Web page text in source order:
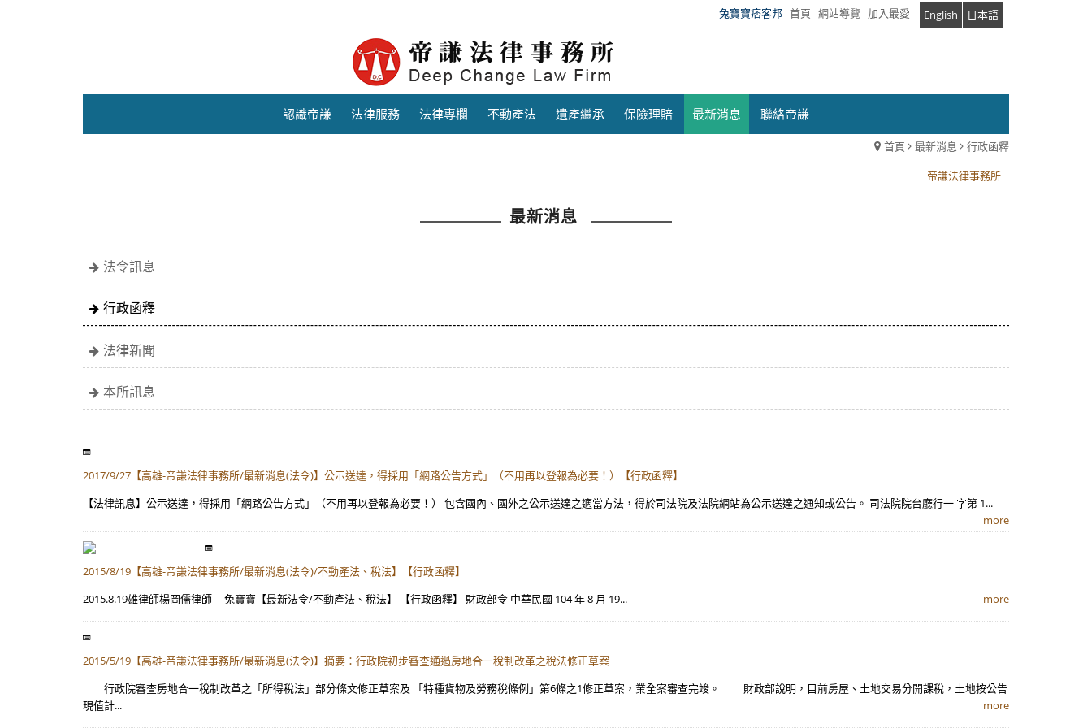
兔寶寶痞客邦 首頁 網站導覽 加入最愛 English 日本語
認識帝謙 法律服務 法律專欄 不動產法 遺產繼承 保險理賠 最新消息 聯絡帝謙
首頁 最新消息
行政函釋
最新消息
法令訊息
行政函釋
法律新聞
本所訊息
2017/9/27【高雄-帝謙法律事務所/最新消息(法令)】公示送達，得採用「網路公告方式」（不用再以登報為必要！）【行政函釋】
【法律訊息】公示送達，得採用「網路公告方式」（不用再以登報為必要！） 包含國內、國外之公示送達之適當方法，得於司法院及法院網站為公示送達之通知或公告。 司法院院台廳行一 字第 1...
more
2015/8/19【高雄-帝謙法律事務所/最新消息(法令)/不動產法、稅法】【行政函釋】
2015.8.19雄律師楊岡儒律師 兔寶寶【最新法令/不動產法、稅法】 【行政函釋】 財政部令 中華民國 104 年 8 月 19...
more
2015/5/19【高雄-帝謙法律事務所/最新消息(法令)】摘要：行政院初步審查通過房地合一稅制改革之稅法修正草案
行政院審查房地合一稅制改革之「所得稅法」部分條文修正草案及 「特種貨物及勞務稅條例」第6條之1修正草案，業全案審查完竣。 財政部說明，目前房屋、土地交易分開課稅，土地按公告
現值計...
more